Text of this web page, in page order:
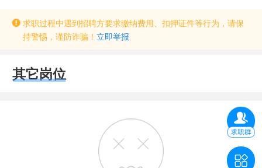
求职过程中遇到招聘方要求缴纳费用、扣押证件等行为，请保
持警惕，谨防诈骗！ 立即举报
其它岗位